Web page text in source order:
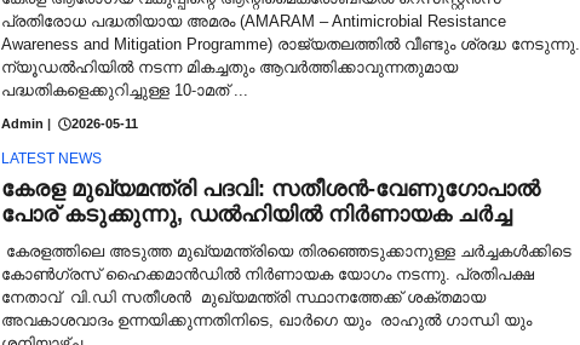
പ്രതിരോധ പദ്ധതിയായ അമരം (AMARAM – Antimicrobial Resistance
Awareness and Mitigation Programme) രാജ്യതലത്തിൽ വീണ്ടും ശ്രദ്ധ നേടുന്നു.
ന്യൂഡൽഹിയിൽ നടന്ന മികച്ചതും ആവർത്തിക്കാവുന്നതുമായ
പദ്ധതികളെക്കുറിച്ചുള്ള 10-ാമത് ...
Admin | 2026-05-11
LATEST NEWS
കേരള മുഖ്യമന്ത്രി പദവി: സതീശൻ-വേണുഗോപാൽ
പോര് കടുക്കുന്നു, ഡൽഹിയിൽ നിർണായക ചർച്ച
കേരളത്തിലെ അടുത്ത മുഖ്യമന്ത്രിയെ തിരഞ്ഞെടുക്കാനുള്ള ചർച്ചകൾക്കിടെ
കോൺഗ്രസ് ഹൈക്കമാൻഡിൽ നിർണായക യോഗം നടന്നു. പ്രതിപക്ഷ
നേതാവ് വി.ഡി സതീശൻ മുഖ്യമന്ത്രി സ്ഥാനത്തേക്ക് ശക്തമായ
അവകാശവാദം ഉന്നയിക്കുന്നതിനിടെ, ഖാർഗെ യും രാഹുൽ ഗാന്ധി യും